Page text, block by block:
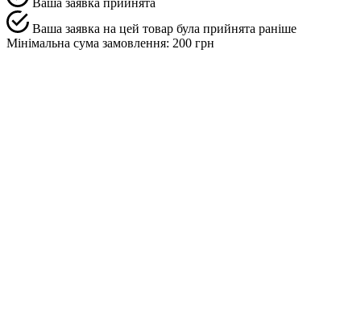
Ваша заявка на цей товар була прийнята раніше
Мінімальна сума замовлення: 200 грн